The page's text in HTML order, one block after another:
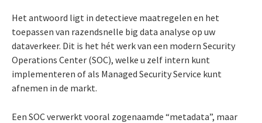
Het antwoord ligt in detectieve maatregelen en het
toepassen van razendsnelle big data analyse op uw
dataverkeer. Dit is het hét werk van een modern Security
Operations Center (SOC), welke u zelf intern kunt
implementeren of als Managed Security Service kunt
afnemen in de markt.
Een SOC verwerkt vooral zogenaamde “metadata”, maar